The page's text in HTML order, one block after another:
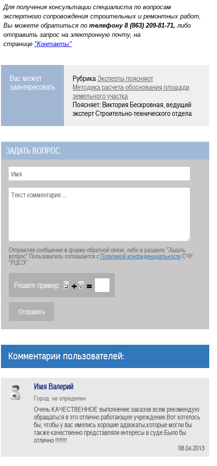
Для получения консультации специалиста по вопросам
экспертного сопровождения строительных и ремонтных работ,
Вы можете обратиться по телефону 8 (863) 209-81-71, либо
отправить запрос на электронную почту, на
странице "Контакты"
Вас может
заинтересовать
РубрикаЭксперты поясняют
Методика расчета-обоснования площади
земельного участка
Поясняет: Виктория Бескровная, ведущий
эксперт Строительно-технического отдела
ЗАДАТЬ ВОПРОС
Отправляя сообщение в форму обратной связи, либо в разделе "Задать
вопрос" Пользователь соглашается сПолитикой конфиденциальностиСЧУ
"РЦСЭ"
Решите пример: + =
Комментарии пользователей:
Имя Валерий
Город: не определен
Очень КАЧЕСТВЕННОЕ выполнение заказов всем рекомендую
обращаться в это отлично работающее учреждение.Вот хотелось
бы, чтобы у вас имелись хорошие адвокаты,которые могли бы
также качественно представляли интересы в суде.Было бы
отлично !!!!!!!!
08.04.2013